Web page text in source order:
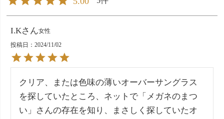
I.K
女性
投稿日
2024/11/02
クリア、または色味の薄いオーバーサングラス
を探していたところ、ネットで「メガネのまつ
い」さんの存在を知り、まさしく探していたオ